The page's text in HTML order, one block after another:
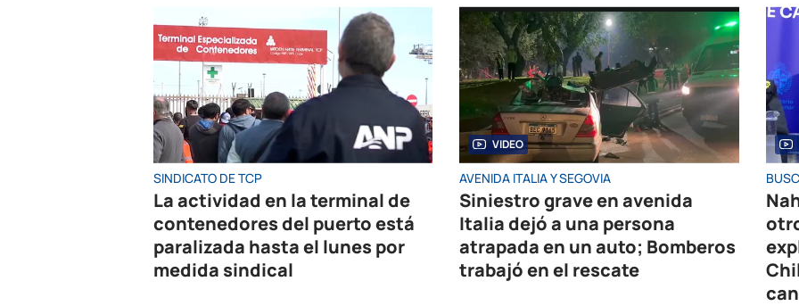
SINDICATO DE TCP
La actividad en la terminal de
contenedores del puerto está
paralizada hasta el lunes por
medida sindical
VIDEO
AVENIDA ITALIA Y SEGOVIA
Siniestro grave en avenida
Italia dejó a una persona
atrapada en un auto; Bomberos
trabajó en el rescate